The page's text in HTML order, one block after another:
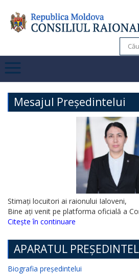
Mesajul Președintelui
Stimați locuitori ai raionului Ialoveni,
Bine ați venit pe platforma oficială a
Citește în continuare
APARATUL
Biografia președintelui